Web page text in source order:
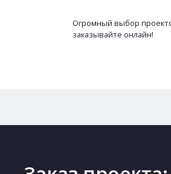
Огромный выбор
заказывайте онлайн!